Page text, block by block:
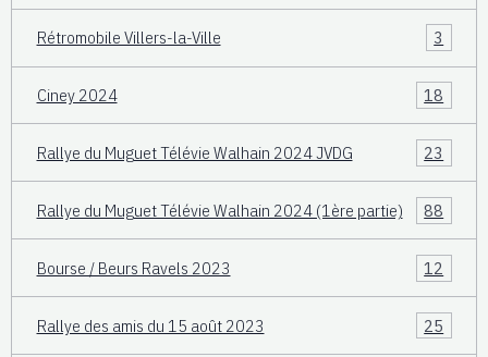
Rétromobile Villers-la-Ville 3
Ciney 2024 18
Rallye du Muguet Télévie Walhain 2024 JVDG 23
Rallye du Muguet Télévie Walhain 2024 (1ère partie) 88
Bourse / Beurs Ravels 2023 12
Rallye des amis du 15 août 2023 25